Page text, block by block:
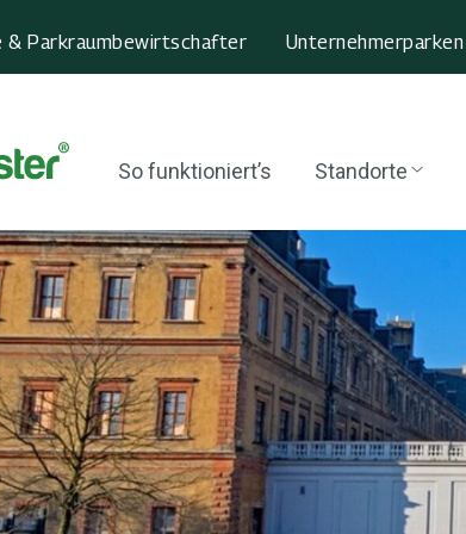
& Parkraumbewirtschafter Unternehmer­parken
So funktioniert’s Standorte